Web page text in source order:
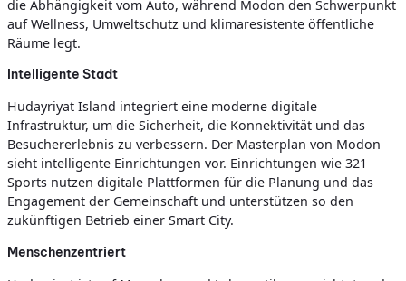
die Abhängigkeit vom Auto, während Modon den Schwerpunkt
auf Wellness, Umweltschutz und klimaresistente öffentliche
Räume legt.
Intelligente Stadt
Hudayriyat Island integriert eine moderne digitale
Infrastruktur, um die Sicherheit, die Konnektivität und das
Besuchererlebnis zu verbessern. Der Masterplan von Modon
sieht intelligente Einrichtungen vor. Einrichtungen wie 321
Sports nutzen digitale Plattformen für die Planung und das
Engagement der Gemeinschaft und unterstützen so den
zukünftigen Betrieb einer Smart City.
Menschenzentriert